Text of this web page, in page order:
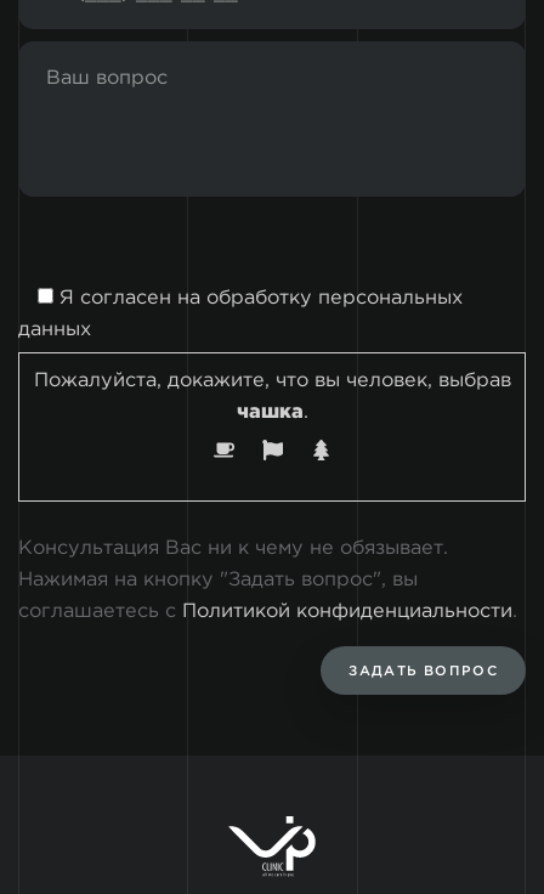
Я согласен на обработку персональных
данных
Пожалуйста, докажите, что вы человек, выбрав
чашка.
Консультация Вас ни к чему не обязывает.
Нажимая на кнопку "Задать вопрос", вы
соглашаетесь с
Политикой конфиденциальности.
ЗАДАТЬ ВОПРОС